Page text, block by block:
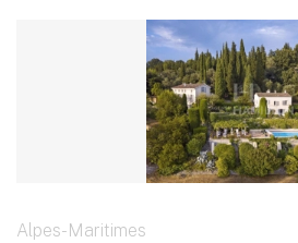
Alpes-Maritimes